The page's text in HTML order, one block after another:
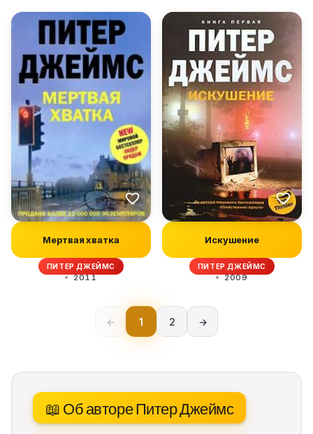
Мертвая хватка
ПИТЕР ДЖЕЙМС
2011
Искушение
ПИТЕР ДЖЕЙМС
2009
← 1 2 →
📖 Об авторе Питер Джеймс